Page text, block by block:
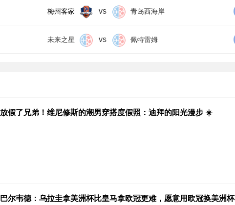
梅州客家 vs 青岛西海岸
未来之星 vs 佩特雷姆
放假了兄弟！维尼修斯的潮男穿搭度假照：迪拜的阳光漫步 ☀️
巴尔韦德：乌拉圭拿美洲杯比皇马拿欧冠更难，愿意用欧冠换美洲杯